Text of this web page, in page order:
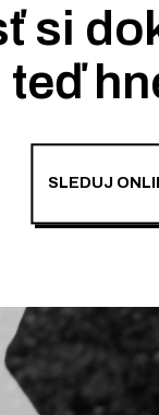
si
teď
SLEDUJ